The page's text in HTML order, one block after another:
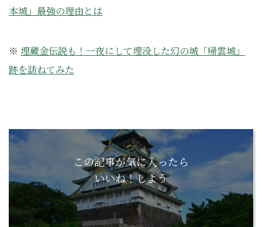
本城」最強の理由とは
※ 埋蔵金伝説も！一夜にして埋没した幻の城「帰雲城」
跡を訪ねてみた
この記事が気に入ったら
いいね！しよう